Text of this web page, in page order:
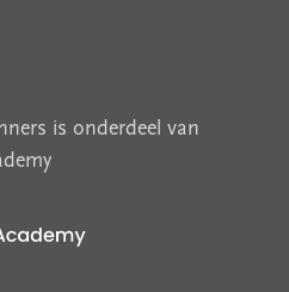
is onderdeel van